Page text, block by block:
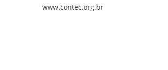
www.contec.org.br